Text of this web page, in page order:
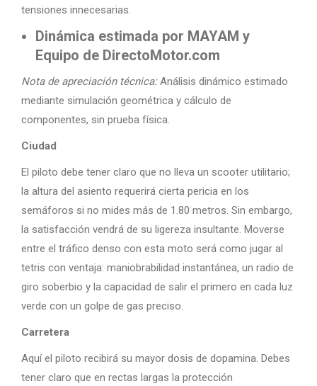
tensiones innecesarias.
Dinámica estimada por MAYAM y
Equipo de DirectoMotor.com
Nota de apreciación técnica:Análisis dinámico estimado
mediante simulación geométrica y cálculo de
componentes, sin prueba física.
Ciudad
El piloto debe tener claro que no lleva un scooter utilitario;
la altura del asiento requerirá cierta pericia en los
semáforos si no mides más de 1.80 metros. Sin embargo,
la satisfacción vendrá de su ligereza insultante. Moverse
entre el tráfico denso con esta moto será como jugar al
tetris con ventaja: maniobrabilidad instantánea, un radio de
giro soberbio y la capacidad de salir el primero en cada luz
verde con un golpe de gas preciso.
Carretera
Aquí el piloto recibirá su mayor dosis de dopamina. Debes
tener claro que en rectas largas la protección